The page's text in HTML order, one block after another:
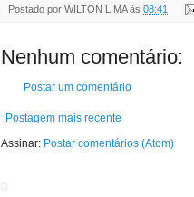
Postado por WILTON LIMA às 08:41
Nenhum comentário:
Postar um comentário
Postagem mais recente
Assinar: Postar comentários (Atom)